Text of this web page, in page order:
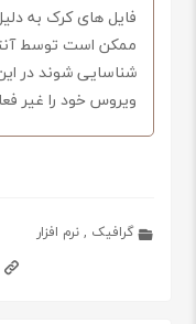
فایل های کرک به
ممکن است توسط
شناسایی شوند در
ویروس خود را غیر
گرافیک ,نرم افزار